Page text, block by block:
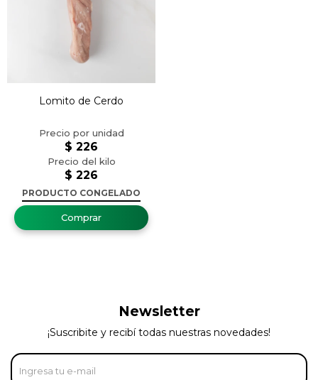
Lomito de Cerdo
$ 226
$ 226
PRODUCTO CONGELADO
Newsletter
¡Suscribite y recibí todas nuestras novedades!